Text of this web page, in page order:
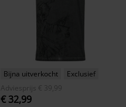
Bijna uitverkocht
Exclusief
Adviesprijs
€ 39,99
€ 32,99